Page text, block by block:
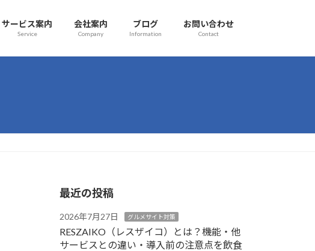
サービス案内
Service
会社案内
Company
ブログ
Information
お問い合わせ
Contact
最近の投稿
2026年7月27日 グルメサイト対策
RESZAIKO（レスザイコ）とは？機能・他
サービスとの違い・導入前の注意点を飲食